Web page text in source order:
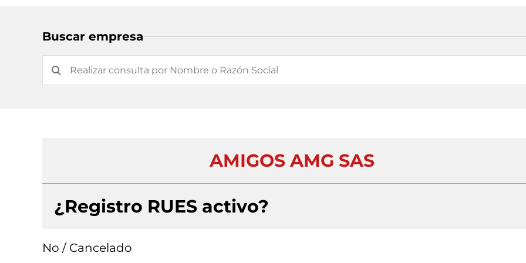
Buscar empresa
AMIGOS AMG SAS
¿Registro RUES activo?
No / Cancelado